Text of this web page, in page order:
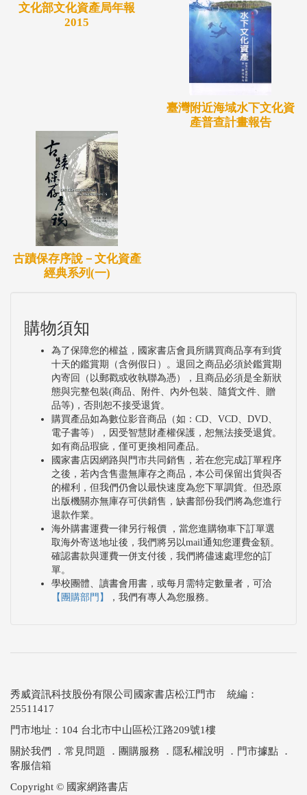
文化部文化資產局年報
2015
臺灣附近海域水下文化資
產普查計畫報告
古蹟保存序說－文化資產
經典系列(一)
購物須知
為了保障您的權益，國家書店會員所購買商品享有到貨
十天的鑑賞期（含例假日）。退回之商品必須於鑑賞期
內寄回（以郵戳或收執聯為憑），且商品必須是全新狀
態與完整包裝(商品、附件、內外包裝、隨貨文件、贈
品等)，否則恕不接受退貨。
購買產品如為數位影音商品（如：CD、VCD、DVD、
電子書等），因受智慧財產權保護，恕無法接受退貨。
如有商品瑕疵，僅可更換相同產品。
國家書店因網路與門市共同銷售，若在您完成訂單程序
之後，若內含售盡無庫存之商品，本公司保留出貨與否
的權利，但我們仍會以最快速度為您下單調貨。但恐原
出版機關亦無庫存可供銷售，缺書部份我們將為您進行
退款作業。
海外購書運費一律另行報價 ，當您進購物車下訂單選
取海外寄送地址後，我們將另以mail通知您運費金額。
確認書款與運費一併支付後，我們將儘速處理您的訂
單。
學校團體、讀書會用書，或每月需特定數量者，可洽
【團購部門】
，我們有專人為您服務。
秀威資訊科技股份有限公司國家書店松江門市 統編：
25511417
門市地址：104 台北市中山區松江路209號1樓
關於我們
． 常見問題 ． 團購服務 ． 隱私權說明 ． 門市據點 ．
客服信箱
Copyright © 國家網路書店